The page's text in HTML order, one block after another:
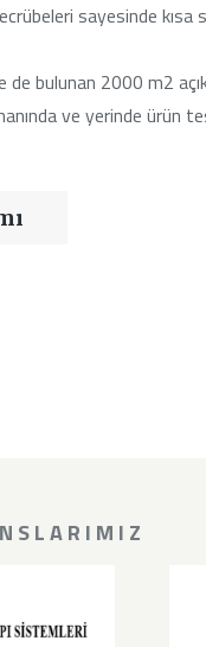
sayesinde kısa
de bulunan 2000 m2
ve yerinde ürün